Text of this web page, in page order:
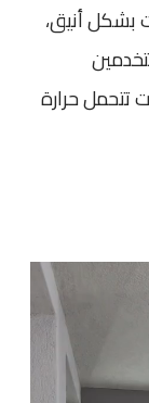
بشكل أنيق،
تتحمل حرارة